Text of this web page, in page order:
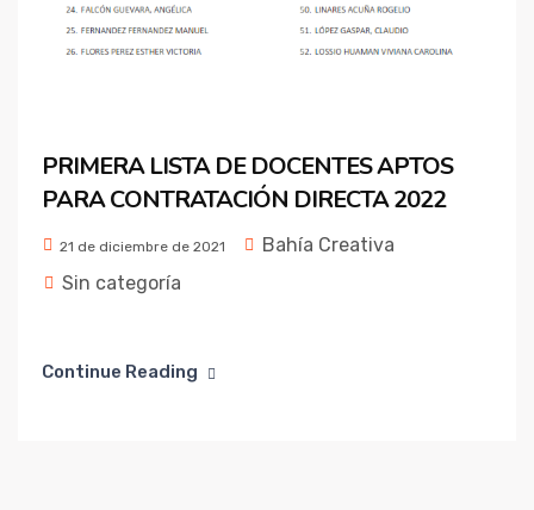
PRIMERA LISTA DE DOCENTES APTOS
PARA CONTRATACIÓN DIRECTA 2022
21 de diciembre de 2021
Bahía Creativa
Sin categoría
Continue Reading